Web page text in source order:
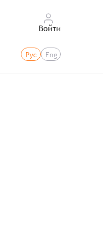
Войти
Рус Eng